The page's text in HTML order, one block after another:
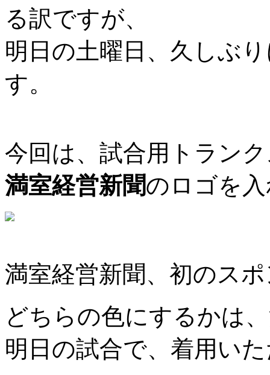
る訳ですが、
明日の土曜日、久しぶ
す。
今回は、試合用トラン
満室経営新聞のロゴを
満室経営新聞、初のス
どちらの色にするかは
明日の試合で、着用い